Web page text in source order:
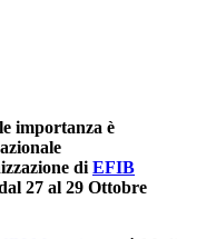
importanza è
di EFIB
27 al 29 Ottobre